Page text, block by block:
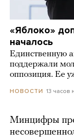
«Яблоко»
началось
Единственную
поддержали
оппозиция. Ее
НОВОСТИ 13 часов
Минцифры